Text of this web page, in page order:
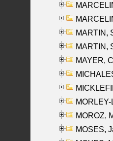
MARTIN,
MARTIN,
MAYER,
MOROZ,
MOSES,